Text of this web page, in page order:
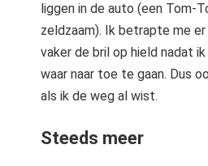
liggen in de auto (een Tom-
zeldzaam). Ik betrapte me
vaker de bril op hield nadat
waar naar toe te gaan. Dus
als ik de weg al wist.
Steeds meer